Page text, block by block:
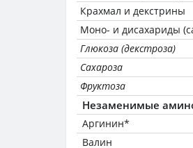
Крахмал и декстрины
Моно- и дисахариды
Глюкоза (декстроза)
Сахароза
Фруктоза
Незаменимые
Аргинин*
Валин